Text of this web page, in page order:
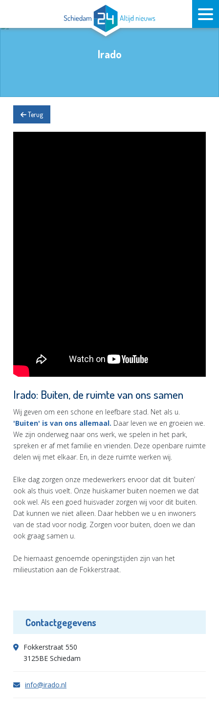
Irado
Terug
Irado: Buiten, de ruimte van ons samen
Wij geven om een schone en leefbare stad. Net als u.
'Buiten' is van ons allemaal. Daar leven we en groeien we.
We zijn onderweg naar ons werk, we spelen in het park,
spreken er af met familie en vrienden. Deze openbare ruimte
delen wij met elkaar. En, in deze ruimte werken wij.
Elke dag zorgen onze medewerkers ervoor dat dit ‘buiten’
ook als thuis voelt. Onze huiskamer buiten noemen we dat
ook wel. Als een goed huisvader zorgen wij voor dit buiten.
Dat kunnen we niet alleen. Daar hebben we u en inwoners
van de stad voor nodig. Zorgen voor buiten, doen we dan
ook graag samen u.
De hiernaast genoemde openingstijden zijn van het
milieustation aan de Fokkerstraat.
Contactgegevens
Fokkerstraat 550
3125BE Schiedam
info@irado.nl